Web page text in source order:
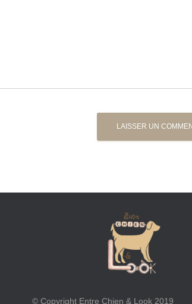
© Copyright Entre Chien & Look 2019